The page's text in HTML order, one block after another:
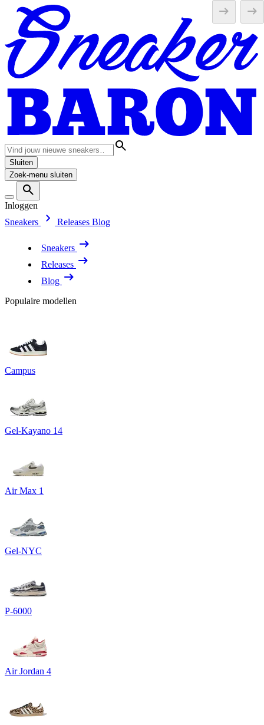
Sluiten
Zoek-menu sluiten
Inloggen
Sneakers
Releases Blog
Sneakers
Releases
Blog
Populaire modellen
Campus
Gel-Kayano 14
Air Max 1
Gel-NYC
P-6000
Air Jordan 4